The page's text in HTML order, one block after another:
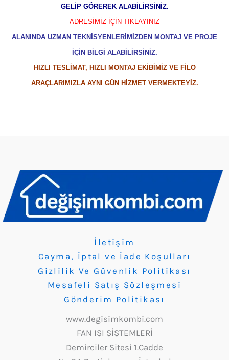
GELİP GÖREREK ALABİLİRSİNİZ.
ADRESİMİZ İÇİN TIKLAYINIZ
ALANINDA UZMAN TEKNİSYENLERİMİZDEN MONTAJ VE PROJE
İÇİN BİLGİ ALABİLİRSİNİZ.
HIZLI TESLİMAT, HIZLI MONTAJ EKİBİMİZ VE FİLO
ARAÇLARIMIZLA AYNI GÜN HİZMET VERMEKTEYİZ.
İletişim
Cayma, İptal ve İade Koşulları
Gizlilik Ve Güvenlik Politikası
Mesafeli Satış Sözleşmesi
Gönderim Politikası
www.degisimkombi.com
FAN ISI SİSTEMLERİ
Demirciler Sitesi 1.Cadde